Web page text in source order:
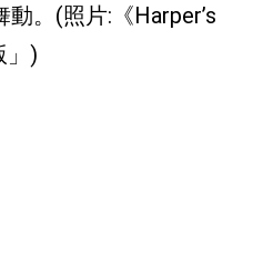
。(照片:《Harper’s
」)